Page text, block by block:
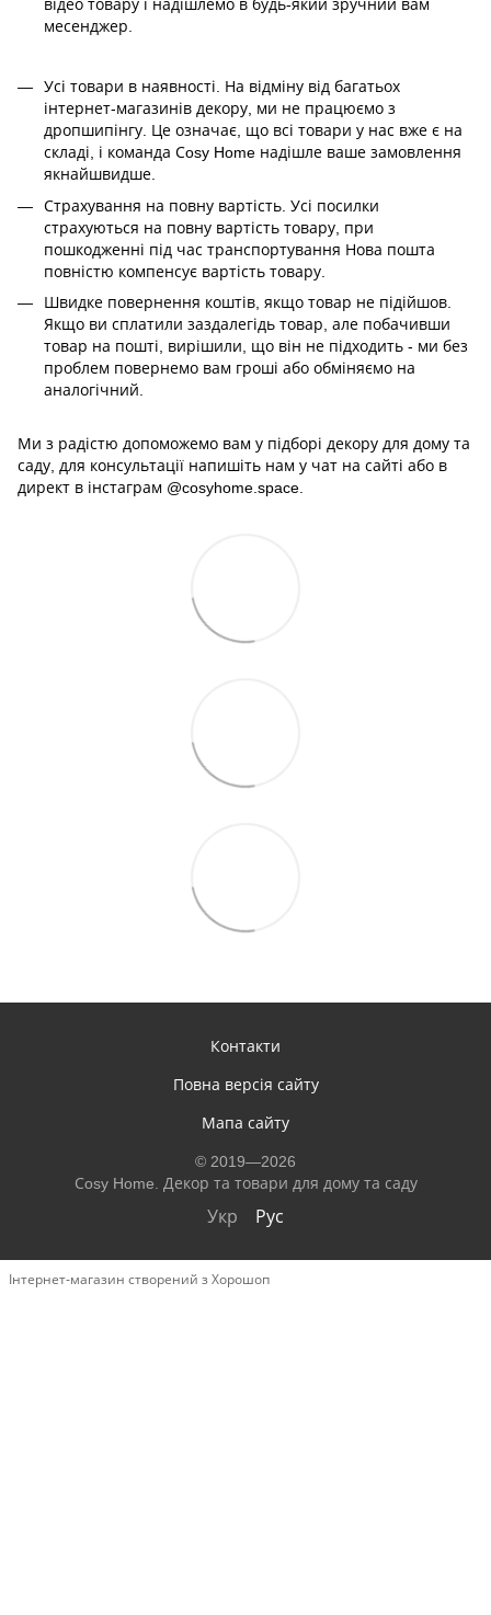
відео товару і надішлемо в будь-який зручний вам
месенджер.
Усі товари в наявності. На відміну від багатьох
інтернет-магазинів декору, ми не працюємо з
дропшипінгу. Це означає, що всі товари у нас вже є на
складі, і команда Сosy Home надішле ваше замовлення
якнайшвидше.
Страхування на повну вартість. Усі посилки
страхуються на повну вартість товару, при
пошкодженні під час транспортування Нова пошта
повністю компенсує вартість товару.
Швидке повернення коштів, якщо товар не підійшов.
Якщо ви сплатили заздалегідь товар, але побачивши
товар на пошті, вирішили, що він не підходить - ми без
проблем повернемо вам гроші або обміняємо на
аналогічний.
Ми з радістю допоможемо вам у підборі декору для дому та
саду, для консультації напишіть нам у чат на сайті або в
директ в інстаграм @cosyhome.space.
Контакти
Повна версія сайту
Мапа сайту
© 2019—2026
Сosy Home. Декор та товари для дому та саду
Укр Рус
Інтернет-магазин створений з Хорошоп